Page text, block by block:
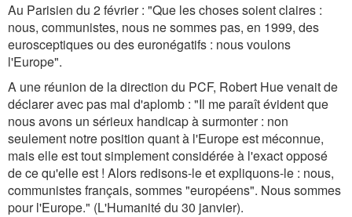
Au Parisien du 2 février : "Que les choses soient claires :
nous, communistes, nous ne sommes pas, en 1999, des
eurosceptiques ou des euronégatifs : nous voulons
l'Europe".
A une réunion de la direction du PCF, Robert Hue venait de
déclarer avec pas mal d'aplomb : "Il me paraît évident que
nous avons un sérieux handicap à surmonter : non
seulement notre position quant à l'Europe est méconnue,
mais elle est tout simplement considérée à l'exact opposé
de ce qu'elle est ! Alors redisons-le et expliquons-le : nous,
communistes français, sommes "européens". Nous sommes
pour l'Europe." (L'Humanité du 30 janvier).